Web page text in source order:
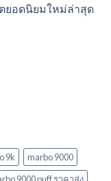
ตยอดนิยมใหม่ล่าสุด
9k
marbo 9000